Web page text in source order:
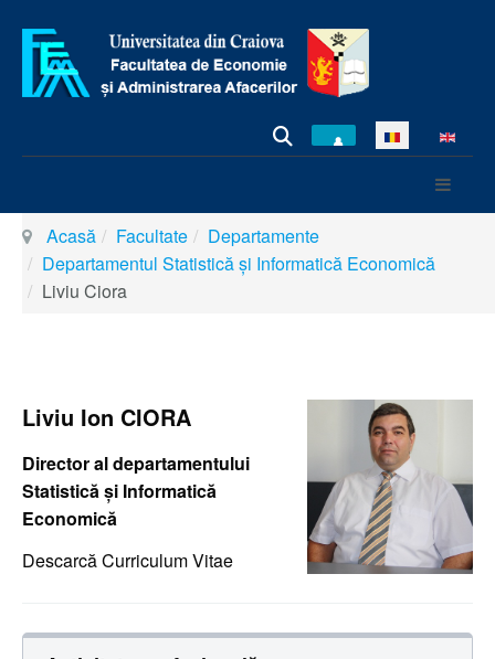
Acasă Facultate
Departamente
Departamentul Statistică și Informatică Economică
Liviu Ciora
Liviu Ion CIORA
Director al departamentului
Statistică și Informatică
Economică
Descarcă Curriculum Vitae